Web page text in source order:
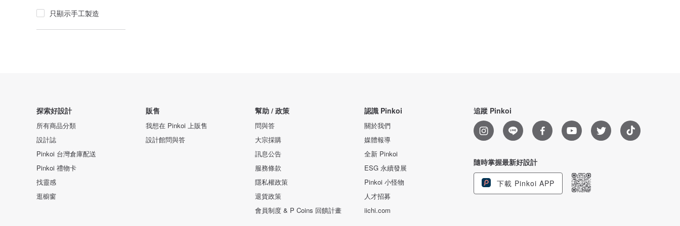
只顯示手工製造
探索好設計
所有商品分類
設計誌
Pinkoi 台灣倉庫配送
Pinkoi 禮物卡
找靈感
逛櫥窗
販售
我想在 Pinkoi 上販售
設計館問與答
幫助 / 政策
問與答
大宗採購
訊息公告
服務條款
隱私權政策
退貨政策
會員制度 & P Coins 回饋計畫
認識 Pinkoi
關於我們
媒體報導
全新 Pinkoi
ESG 永續發展
Pinkoi 小怪物
人才招募
iichi.com
追蹤 Pinkoi
隨時掌握最新好設計
下載 Pinkoi APP